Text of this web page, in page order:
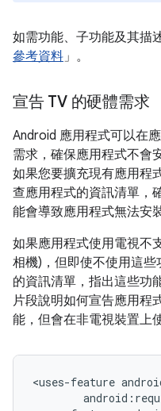
如需功能、子功能及其描
參考資料」。
宣告 TV 的硬體需求
Android 應用程式可以在
需求，確保應用程式不會
如果您要擴充現有應用程
查應用程式的資訊清單，
能會導致應用程式無法安
如果應用程式使用電視不
相機)，但即使不使用這
的資訊清單，指出這些功
片段說明如何宣告應用程
能，但會在非電視裝置上
<uses-feature